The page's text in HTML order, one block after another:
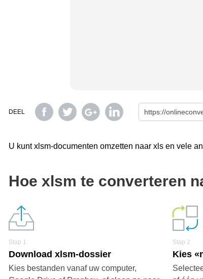
DEEL
U kunt xlsm-documenten omzetten naar xls en vele
Hoe xlsm te converteren
Stap 1
Download xlsm-dossier
Kies bestanden vanaf uw computer,
Stap 2
Kies